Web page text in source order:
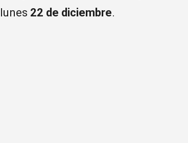
lunes 22 de diciembre.